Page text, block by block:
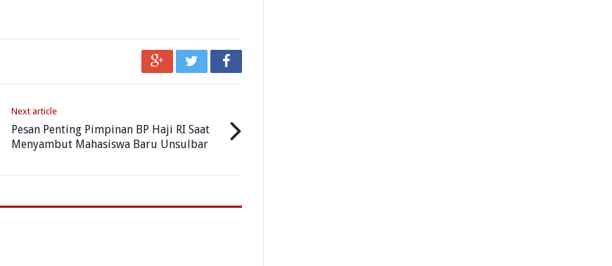
Next article
Pesan Penting Pimpinan BP Haji RI Saat
Menyambut Mahasiswa Baru Unsulbar